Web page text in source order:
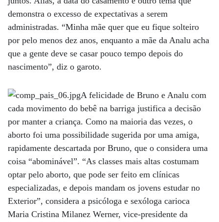
demonstra o excesso de expectativas a serem
administradas. “Minha mãe quer que eu fique solteiro
por pelo menos dez anos, enquanto a mãe da Analu acha
que a gente deve se casar pouco tempo depois do
nascimento”, diz o garoto.
A felicidade de Bruno e Analu com
cada movimento do bebê na barriga justifica a decisão
por manter a criança. Como na maioria das vezes, o
aborto foi uma possibilidade sugerida por uma amiga,
rapidamente descartada por Bruno, que o considera uma
coisa “abominável”. “As classes mais altas costumam
optar pelo aborto, que pode ser feito em clínicas
especializadas, e depois mandam os jovens estudar no
Exterior”, considera a psicóloga e sexóloga carioca
Maria Cristina Milanez Werner, vice-presidente da